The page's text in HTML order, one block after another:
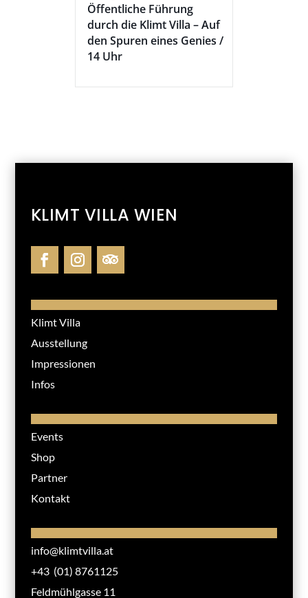
Öffentliche Führung
durch die Klimt Villa – Auf
den Spuren eines Genies /
14 Uhr
KLIMT VILLA WIEN
Klimt Villa
Ausstellung
Impressionen
Infos
Events
Shop
Partner
Kontakt
info@klimtvilla.at
+43 (01) 8761125
Feldmühlgasse 11